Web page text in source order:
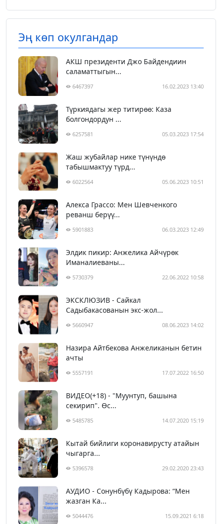
Эң көп окулгандар
АКШ президенти Джо Байдендиин
саламаттыгын...
6467397 16.02.2023 13:40
Түркиядагы жер титирөө: Каза
болгондордун ...
6257581 05.03.2023 17:54
Жаш жубайлар нике түнүндө
табышмактуу түрд...
6022564 05.06.2023 10:51
Алекса Грассо: Мен Шевченкого
реванш берүү...
5901883 06.03.2023 12:49
Элдик пикир: Анжелика Айчүрөк
Иманалиеваны...
5730379 22.06.2022 10:58
ЭКСКЛЮЗИВ - Сайкал
Садыбакасованын экс-жол...
5660947 08.06.2023 14:02
Назира Айтбекова Анжеликанын бетин
ачты
5557191 17.07.2022 16:50
ВИДЕО(+18) - "Муунтуп, башына
секирип". Өс...
5485785 14.07.2020 15:19
Кытай бийлиги коронавирусту атайын
чыгарга...
5396578 29.02.2020 23:43
АУДИО - Сонунбүбү Кадырова: “Мен
жазган Ка...
5044476 15.09.2021 6:18